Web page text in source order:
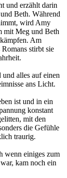
und erzählt darin
Beth. Während
wird Amy
mit Meg und Beth
Am
stirbt sie
alles auf einen
ans Licht.
ist und in ein
konstant
mit den
die Gefühle
traurig.
wenn einiges zum
kam noch ein